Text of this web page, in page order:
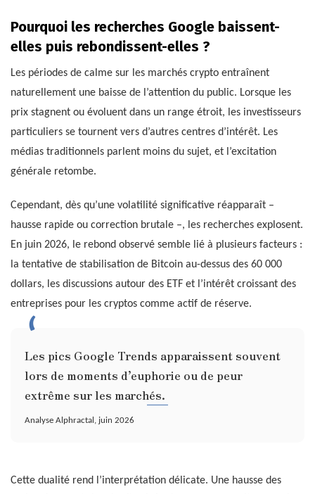
Pourquoi les recherches Google baissent-
elles puis rebondissent-elles ?
Les périodes de calme sur les marchés crypto entraînent
naturellement une baisse de l’attention du public. Lorsque les
prix stagnent ou évoluent dans un range étroit, les investisseurs
particuliers se tournent vers d’autres centres d’intérêt. Les
médias traditionnels parlent moins du sujet, et l’excitation
générale retombe.
Cependant, dès qu’une volatilité significative réapparaît –
hausse rapide ou correction brutale –, les recherches explosent.
En juin 2026, le rebond observé semble lié à plusieurs facteurs :
la tentative de stabilisation de Bitcoin au-dessus des 60 000
dollars, les discussions autour des ETF et l’intérêt croissant des
entreprises pour les cryptos comme actif de réserve.
Les pics Google Trends apparaissent souvent
lors de moments d’euphorie ou de peur
extrême sur les marchés.
Analyse Alphractal, juin 2026
Cette dualité rend l’interprétation délicate. Une hausse des